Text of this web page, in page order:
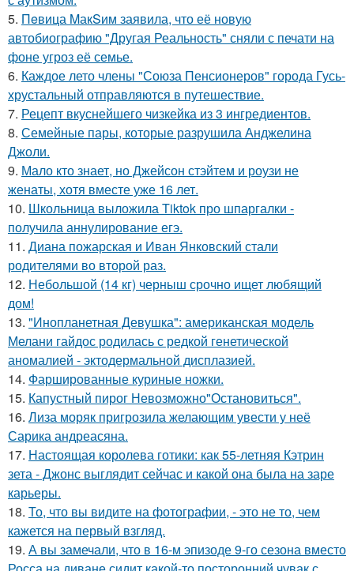
5. Пeвица MакSим заявила, что её новую
автобиографию "Другая Реальность" сняли с печати на
фоне угроз её семье.
6. Каждое лето члены "Союза Пенсионеров" города Гусь-
хрустальный отправляются в путешествие.
7. Рецепт вкуснейшего чизкейка из 3 ингредиентов.
8. Семейные пары, которые разрушила Анджелина
Джоли.
9. Мало кто знает, но Джейсон стэйтем и роузи не
женаты, хотя вместе уже 16 лет.
10. Школьница выложила Tiktok про шпаргалки -
получила аннулирование егэ.
11. Диана пожарская и Иван Янковский стали
родителями во второй раз.
12. Небольшой (14 кг) черныш срочно ищет любящий
дом!
13. "Инопланетная Девушка": американская модель
Мелани гайдос родилась с редкой генетической
аномалией - эктодермальной дисплазией.
14. Фаршированные куриные ножки.
15. Капустный пирог Невозможно"Остановиться".
16. Лиза моряк пригрозила желающим увести у неё
Сарика андреасяна.
17. Настоящая королева готики: как 55-летняя Кэтрин
зета - Джонс выглядит сейчас и какой она была на заре
карьеры.
18. То, что вы видите на фотографии, - это не то, чем
кажется на первый взгляд.
19. А вы замечали, что в 16-м эпизоде 9-го сезона вместо